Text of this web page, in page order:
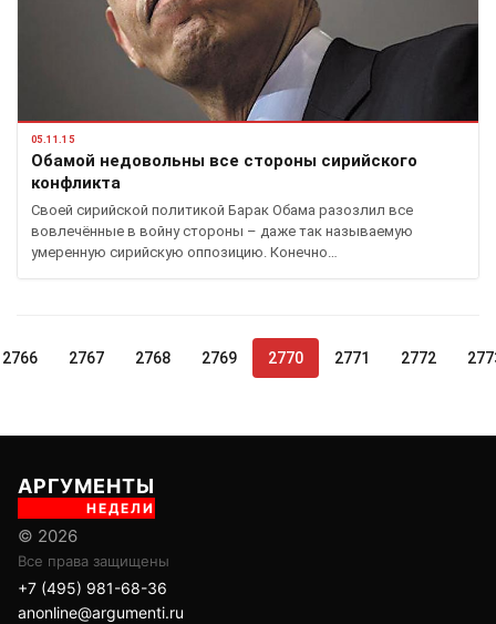
05.11.15
Обамой недовольны все стороны сирийского
конфликта
Своей сирийской политикой Барак Обама разозлил все
вовлечённые в войну стороны – даже так называемую
умеренную сирийскую оппозицию. Конечно…
2766 2767 2768 2769 2770 2771 2772
АРГУМЕНТЫ
НЕДЕЛИ
© 2026
Все права защищены
+7 (495) 981-68-36
anonline@argumenti.ru